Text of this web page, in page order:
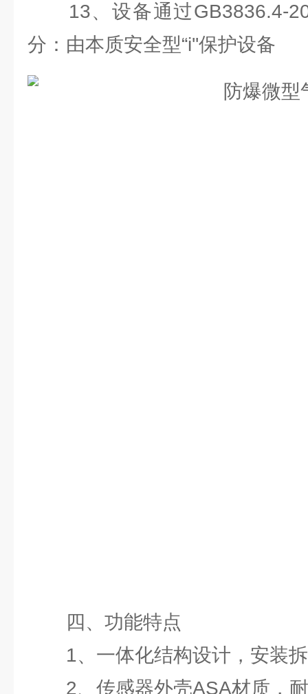
13、设备通过GB3836.4-
分：由本质安全型“i''保护设备
四、功能特点
1、一体化结构设计，安装拆
2、传感器外壳ASA材质，耐